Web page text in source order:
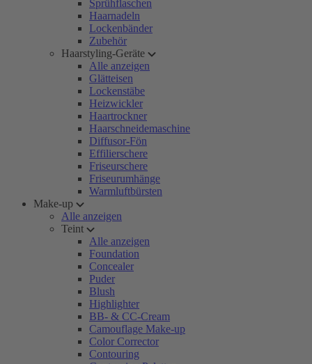
Sprühflaschen
Haarnadeln
Lockenbänder
Zubehör
Haarstyling-Geräte
Alle anzeigen
Glätteisen
Lockenstäbe
Heizwickler
Haartrockner
Haarschneidemaschine
Diffusor-Fön
Effilierschere
Friseurschere
Friseurumhänge
Warmluftbürsten
Make-up
Alle anzeigen
Teint
Alle anzeigen
Foundation
Concealer
Puder
Blush
Highlighter
BB- & CC-Cream
Camouflage Make-up
Color Corrector
Contouring